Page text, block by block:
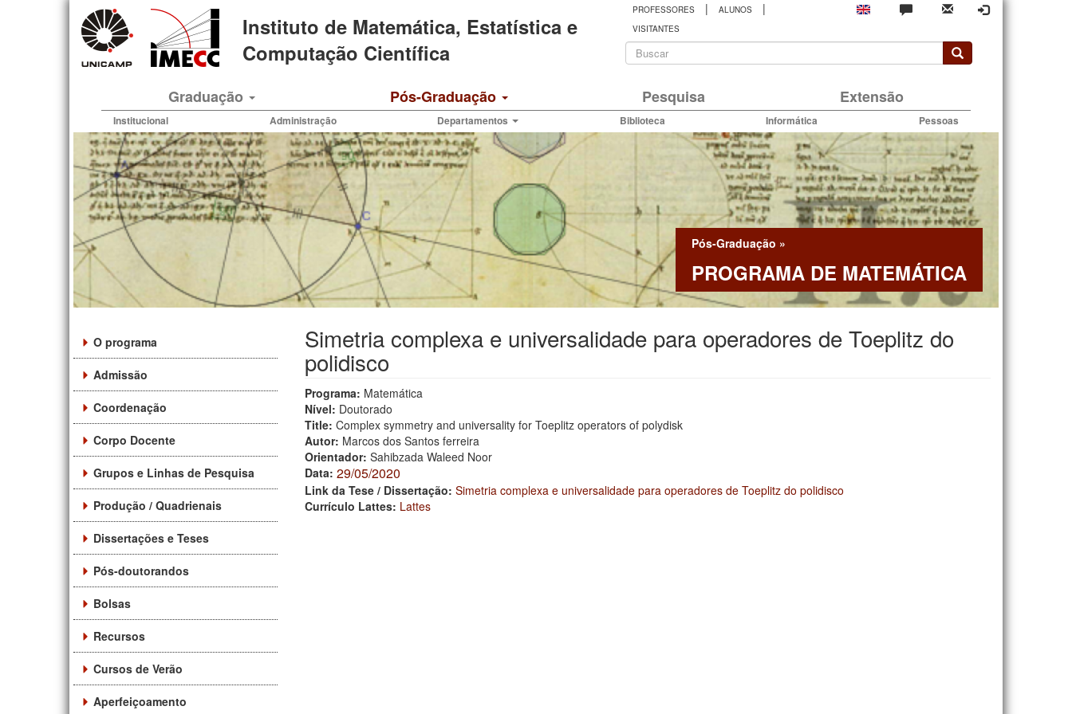
Instituto de Matemática, Estatística e
Computação Científica
PROFESSORES | ALUNOS |
VISITANTES
Formulário
busca
Graduação Pós-Graduação Pesquisa Extensão
Institucional Administração Departamentos Biblioteca Informática Pessoas
Pós-Graduação »
PROGRAMA DE MATEMÁTICA
O programa
Admissão
Coordenação
Corpo Docente
Grupos e Linhas de Pesquisa
Produção / Quadrienais
Dissertações e Teses
Pós-doutorandos
Bolsas
Recursos
Cursos de Verão
Aperfeiçoamento
Simetria complexa e universalidade para operadores de Toeplitz do
polidisco
Programa: Matemática
Nível: Doutorado
Title: Complex symmetry and universality for Toeplitz operators of polydisk
Autor: Marcos dos Santos ferreira
Orientador: Sahibzada Waleed Noor
Data: 29/05/2020
Link da Tese / Dissertação: Simetria complexa e universalidade para operadores de Toeplitz do polidisco
Currículo Lattes: Lattes